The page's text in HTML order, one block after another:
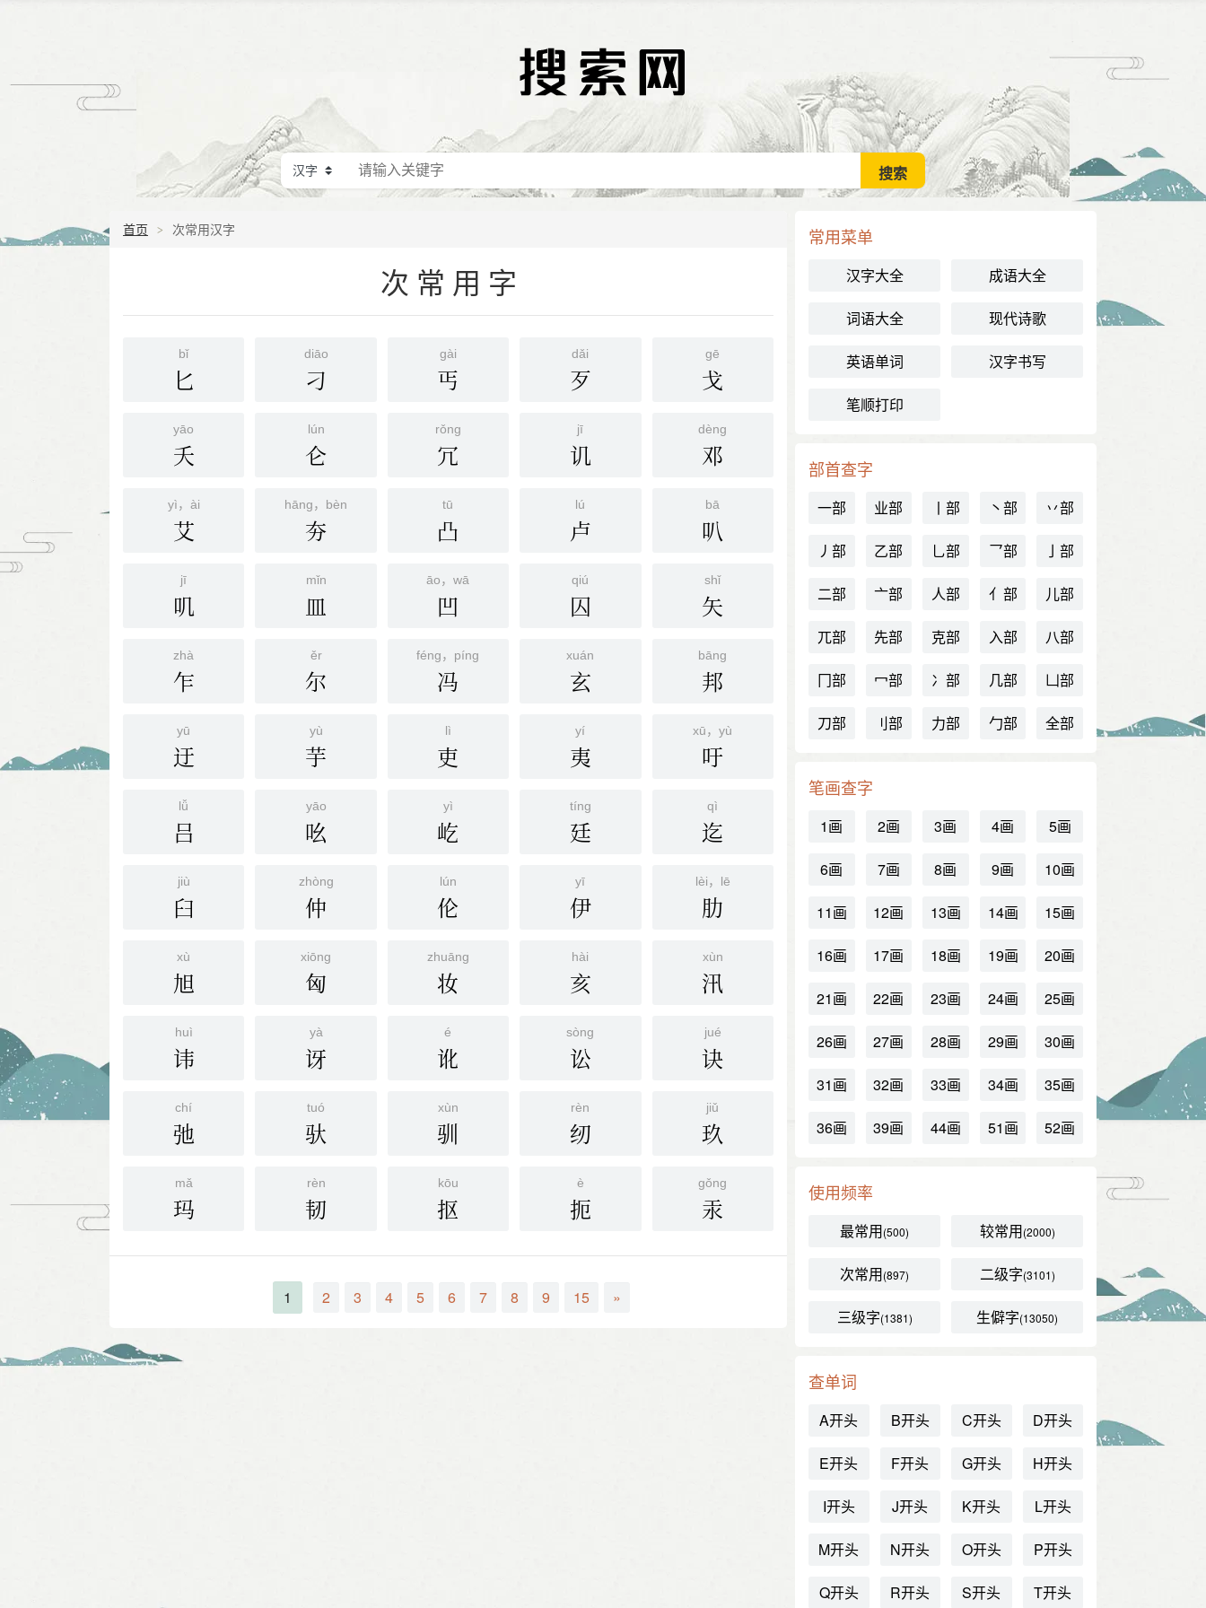
首页 次常用汉字
次常用字
bǐ
匕
diāo
刁
ɡài
丐
dǎi
歹
ɡē
戈
yāo
夭
lún
仑
rǒnɡ
冗
jī
讥
dènɡ
邓
yì，ài
艾
hāng，bèn
夯
tū
凸
lú
卢
bā
叭
jī
叽
mǐn
皿
āo，wā
凹
qiú
囚
shǐ
矢
zhà
乍
ěr
尔
féng，píng
冯
xuán
玄
bānɡ
邦
yū
迂
yù
芋
lì
吏
yí
夷
xū，yù
吁
lǚ
吕
yāo
吆
yì
屹
tínɡ
廷
qì
迄
jiù
臼
zhònɡ
仲
lún
伦
yī
伊
lèi，lē
肋
xù
旭
xiōnɡ
匈
zhuānɡ
妆
hài
亥
xùn
汛
huì
讳
yà
讶
é
讹
sònɡ
讼
jué
诀
chí
弛
tuó
驮
xùn
驯
rèn
纫
jiǔ
玖
mǎ
玛
rèn
韧
kōu
抠
è
扼
ɡǒnɡ
汞
1 2 3 4 5 6 7 8 9 15 »
常用菜单
汉字大全 成语大全
词语大全 现代诗歌
英语单词 汉字书写
笔顺打印
部首查字
一部 业部 丨部 丶部 丷部
丿部 乙部 乚部 乛部 亅部
二部 亠部 人部 亻部 儿部
兀部 先部 克部 入部 八部
冂部 冖部 冫部 几部 凵部
刀部 刂部 力部 勹部 全部
笔画查字
1画 2画 3画 4画 5画
6画 7画 8画 9画 10画
11画 12画 13画 14画 15画
16画 17画 18画 19画 20画
21画 22画 23画 24画 25画
26画 27画 28画 29画 30画
31画 32画 33画 34画 35画
36画 39画 44画 51画 52画
使用频率
最常用(500) 较常用(2000)
次常用(897) 二级字(3101)
三级字(1381) 生僻字(13050)
查单词
A开头 B开头 C开头 D开头
E开头 F开头 G开头 H开头
I开头 J开头 K开头 L开头
M开头 N开头 O开头 P开头
Q开头 R开头 S开头 T开头